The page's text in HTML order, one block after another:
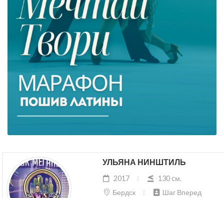
УЛЬЯНА НИНШТИЛЬ
2017
130 cм.
Бердск
Шаг Вперед